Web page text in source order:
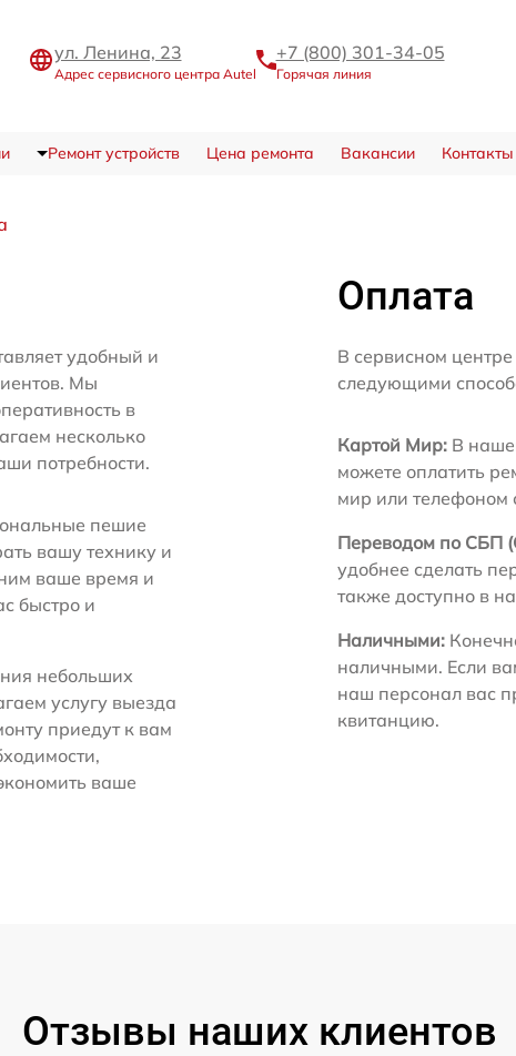
ул. Ленина, 23
Адрес сервисного центра Autel
+7 (800) 301-34-05
Горячая линия
Ремонт устройств Цена ремонта Вакансии Контакты
удобный и
Мы
в
несколько
потребности.
пешие
вашу технику и
ваше время и
быстро и
небольших
услугу выезда
приедут к вам
ваше
Оплата
В сервисном
следующими
Картой Мир: В
можете оплатить
мир или телефоном
Переводом по СБП
удобнее сделать
также доступно в
Наличными:
наличными. Если
наш персонал вас
квитанцию.
Отзывы наших клиентов